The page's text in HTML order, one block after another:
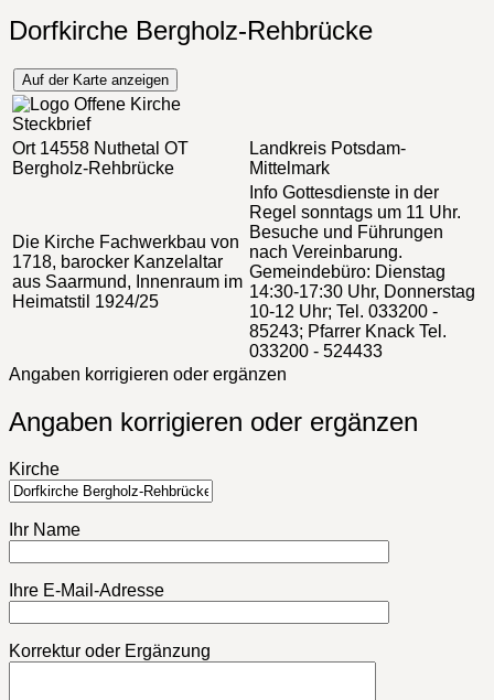
Dorfkirche Bergholz-Rehbrücke
Auf der Karte anzeigen
Steckbrief
Ort14558 Nuthetal OT
Bergholz-Rehbrücke
Landkreis Potsdam-
Mittelmark
Die Kirche Fachwerkbau von
1718, barocker Kanzelaltar
aus Saarmund, Innenraum im
Heimatstil 1924/25
Info Gottesdienste in der
Regel sonntags um 11 Uhr.
Besuche und Führungen
nach Vereinbarung.
Gemeindebüro: Dienstag
14:30-17:30 Uhr, Donnerstag
10-12 Uhr; Tel. 033200 -
85243; Pfarrer Knack Tel.
033200 - 524433
Angaben korrigieren oder ergänzen
Angaben korrigieren oder ergänzen
Kirche
Ihr Name
Ihre E-Mail-Adresse
Korrektur oder Ergänzung